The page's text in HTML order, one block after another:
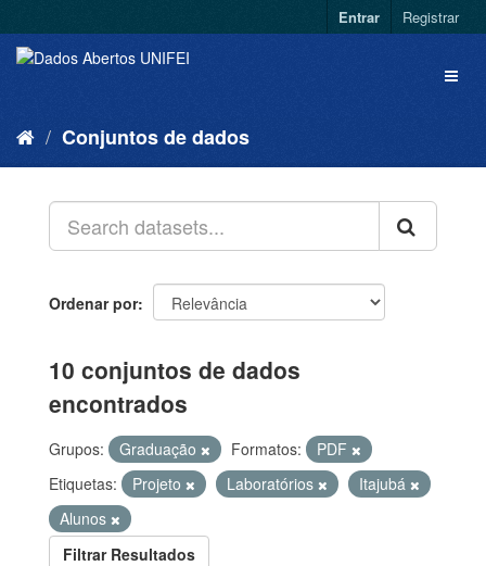
Entrar Registrar
Conjuntos de dados
Ordenar por
10 conjuntos de dados
encontrados
Grupos: Graduação Formatos:
PDF
Etiquetas:
Projeto Laboratórios
Itajubá
Alunos
Filtrar Resultados